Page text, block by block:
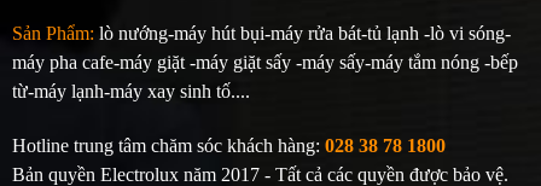
Sản Phẩm: lò nướng-máy hút bụi-máy rửa bát-tủ lạnh -lò vi sóng-
máy pha cafe-máy giặt -máy giặt sấy -máy sấy-máy tắm nóng -bếp
từ-máy lạnh-máy xay sinh tố....
Hotline trung tâm chăm sóc khách hàng: 028 38 78 1800
Bản quyền Electrolux năm 2017 - Tất cả các quyền được bảo vệ.